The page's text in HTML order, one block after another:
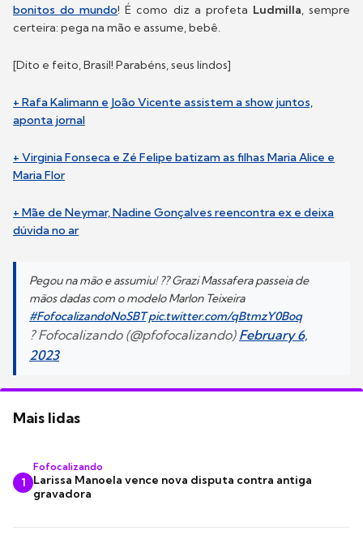
bonitos do mundo! É como diz a profeta Ludmilla, sempre
certeira: pega na mão e assume, bebê.
[Dito e feito, Brasil! Parabéns, seus lindos]
+ Rafa Kalimann e João Vicente assistem a show juntos,
aponta jornal
+ Virginia Fonseca e Zé Felipe batizam as filhas Maria Alice e
Maria Flor
+ Mãe de Neymar, Nadine Gonçalves reencontra ex e deixa
dúvida no ar
Pegou na mão e assumiu! ?? Grazi Massafera passeia de
mãos dadas com o modelo Marlon Teixeira
#FofocalizandoNoSBT pic.twitter.com/qBtmzY0Boq
? Fofocalizando (@pfofocalizando) February 6,
2023
Mais lidas
1
Fofocalizando
Larissa Manoela vence nova disputa contra antiga
gravadora